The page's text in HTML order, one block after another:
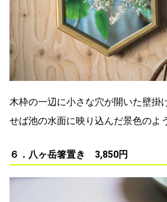
木枠の一辺に小さな穴が開いた壁掛
せば池の水面に映り込んだ景色のよ
６．八ヶ岳箸置き 3,850円